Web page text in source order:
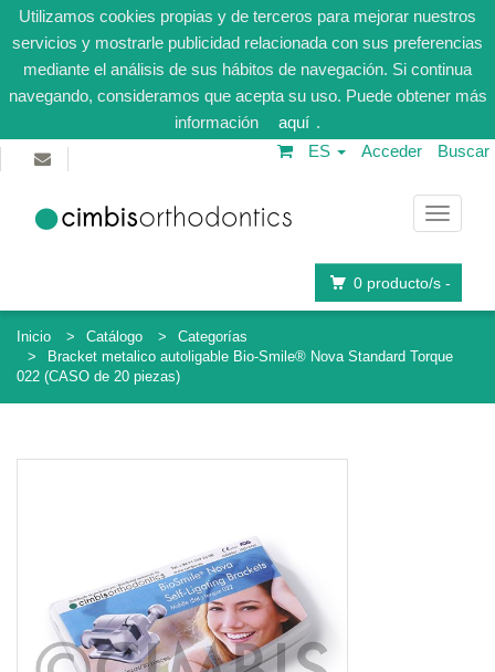
Utilizamos cookies propias y de terceros para mejorar nuestros
servicios y mostrarle publicidad relacionada con sus preferencias
mediante el análisis de sus hábitos de navegación. Si continua
navegando, consideramos que acepta su uso. Puede obtener más
información
aquí .
ES
Acceder Buscar
0 producto/s -
Inicio Catálogo
Categorías
Bracket metalico autoligable Bio-Smile® Nova Standard Torque
022 (CASO de 20 piezas)